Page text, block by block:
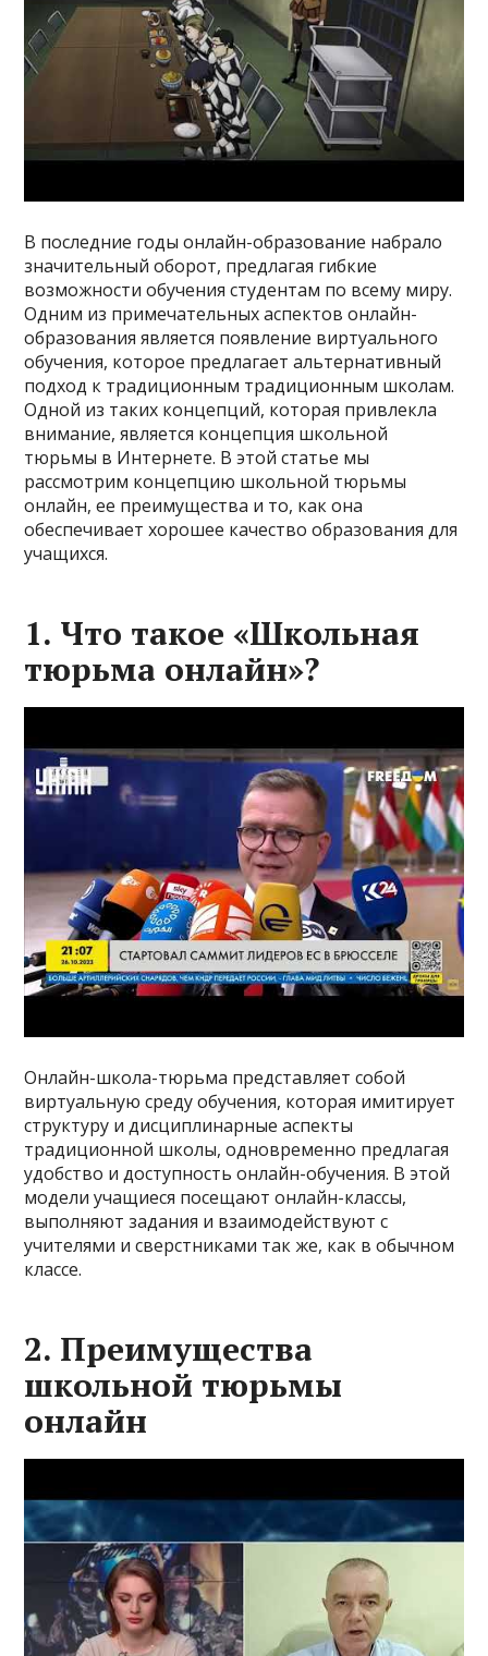
В последние годы онлайн-образование набрало
значительный оборот, предлагая гибкие
возможности обучения студентам по всему миру.
Одним из примечательных аспектов онлайн-
образования является появление виртуального
обучения, которое предлагает альтернативный
подход к традиционным традиционным школам.
Одной из таких концепций, которая привлекла
внимание, является концепция школьной
тюрьмы в Интернете. В этой статье мы
рассмотрим концепцию школьной тюрьмы
онлайн, ее преимущества и то, как она
обеспечивает хорошее качество образования для
учащихся.
1. Что такое «Школьная
тюрьма онлайн»?
Онлайн-школа-тюрьма представляет собой
виртуальную среду обучения, которая имитирует
структуру и дисциплинарные аспекты
традиционной школы, одновременно предлагая
удобство и доступность онлайн-обучения. В этой
модели учащиеся посещают онлайн-классы,
выполняют задания и взаимодействуют с
учителями и сверстниками так же, как в обычном
классе.
2. Преимущества
школьной тюрьмы
онлайн